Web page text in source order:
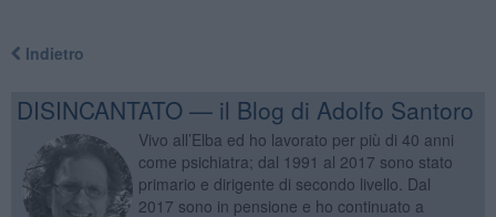
Indietro
DISINCANTATO — il Blog di Adolfo Santoro
Vivo all’Elba ed ho lavorato per più di 40 anni
come psichiatra; dal 1991 al 2017 sono stato
primario e dirigente di secondo livello. Dal
2017 sono in pensione e ho continuato a